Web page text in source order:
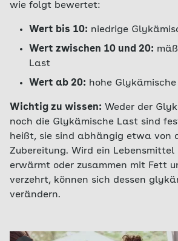
wie folgt bewertet:
Wert bis 10: niedrige
Wert zwischen 10 und 20:
Last
Wert ab 20: hohe
Wichtig zu wissen: Weder der
noch die Glykämische Last sind
heißt, sie sind abhängig etwa von
Zubereitung. Wird ein Lebensmittel
erwärmt oder zusammen mit Fett
verzehrt, können sich dessen
verändern.